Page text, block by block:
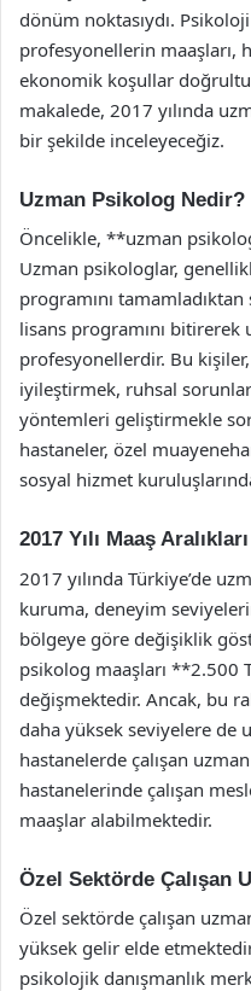
dönüm noktasıydı.
profesyonellerin maaşları,
ekonomik koşullar
makalede, 2017 yılında
bir şekilde inceleyeceğiz.
Uzman Psikolog Nedir?
Öncelikle, **uzman
Uzman psikologlar,
programını
lisans programını bitirerek
profesyonellerdir. Bu
iyileştirmek, ruhsal
yöntemleri geliştirmekle
hastaneler, özel
sosyal hizmet
2017 Yılı Maaş Aralıkları
2017 yılında Türkiye’de
kuruma, deneyim
bölgeye göre değişiklik
psikolog maaşları **2.500
değişmektedir. Ancak, bu
daha yüksek seviyelere de
hastanelerde çalışan
hastanelerinde çalışan
maaşlar alabilmektedir.
Özel Sektörde Çalışan
Özel sektörde çalışan
yüksek gelir elde
psikolojik danışmanlık